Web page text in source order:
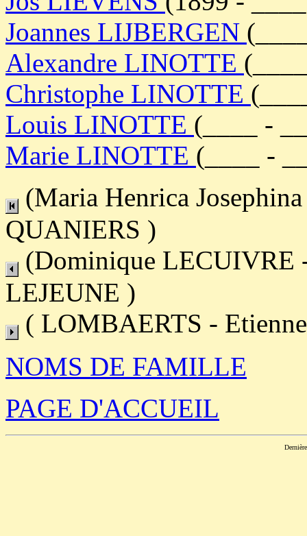
Joannes LIJBERGEN
Alexandre LINOTTE
Christophe LINOTTE
Louis LINOTTE (____ -
Marie LINOTTE (____ -
(Maria Henrica
QUANIERS )
(Dominique LECUIVRE
LEJEUNE )
( LOMBAERTS -
NOMS DE FAMILLE
PAGE D'ACCUEIL